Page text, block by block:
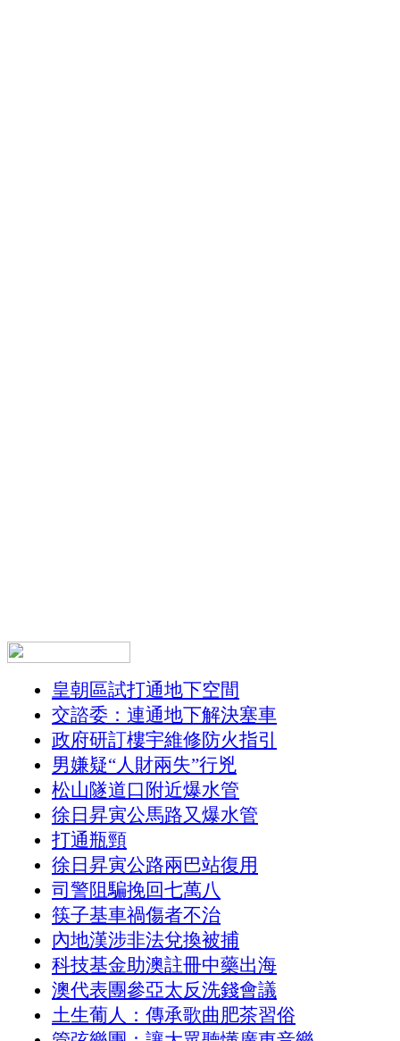
皇朝區試打通地下空間
交諮委：連通地下解決塞車
政府研訂樓宇維修防火指引
男嫌疑“人財兩失”行兇
松山隧道口附近爆水管
徐日昇寅公馬路又爆水管
打通瓶頸
徐日昇寅公路兩巴站復用
司警阻騙挽回七萬八
筷子基車禍傷者不治
內地漢涉非法兌換被捕
科技基金助澳註冊中藥出海
澳代表團參亞太反洗錢會議
土生葡人：傳承歌曲肥茶習俗